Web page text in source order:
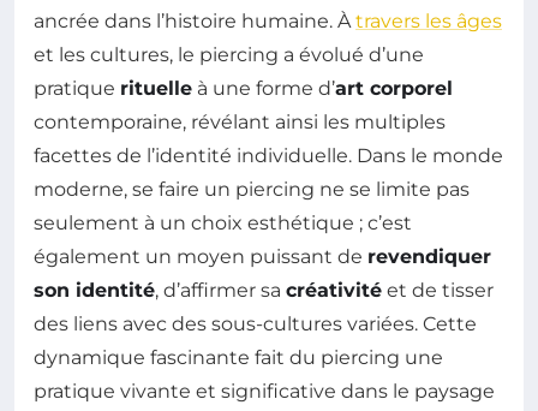
ancrée dans l’histoire humaine. À travers les âges
et les cultures, le piercing a évolué d’une
pratique rituelle à une forme d’art corporel
contemporaine, révélant ainsi les multiples
facettes de l’identité individuelle. Dans le monde
moderne, se faire un piercing ne se limite pas
seulement à un choix esthétique ; c’est
également un moyen puissant de revendiquer
son identité, d’affirmer sa créativité et de tisser
des liens avec des sous-cultures variées. Cette
dynamique fascinante fait du piercing une
pratique vivante et significative dans le paysage